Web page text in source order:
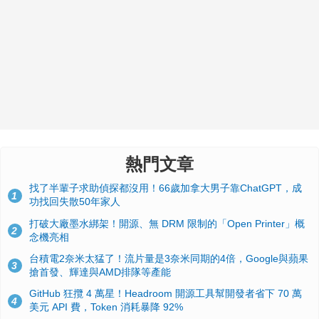
熱門文章
1
找了半輩子求助偵探都沒用！66歲加拿大男子靠ChatGPT，成
功找回失散50年家人
2
打破大廠墨水綁架！開源、無 DRM 限制的「Open Printer」概
念機亮相
3
台積電2奈米太猛了！流片量是3奈米同期的4倍，Google與蘋果
搶首發、輝達與AMD排隊等產能
4
GitHub 狂攬 4 萬星！Headroom 開源工具幫開發者省下 70 萬
美元 API 費，Token 消耗暴降 92%